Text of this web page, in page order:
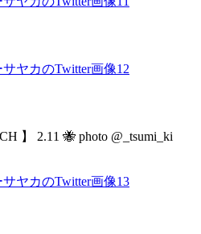
】 2.11 🐝 photo @_tsumi_ki